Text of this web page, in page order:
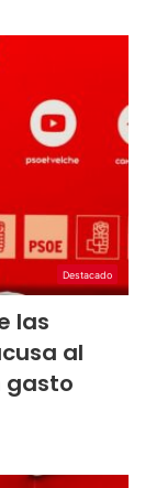
Destacado
las
al
gasto